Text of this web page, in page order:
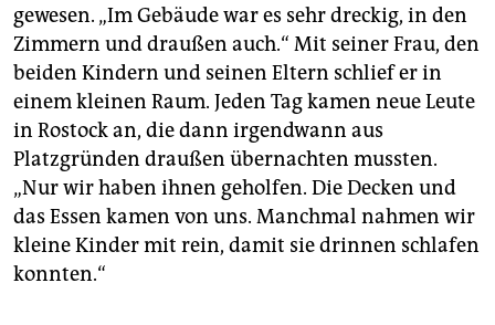
gewesen. „Im Gebäude war es sehr dreckig, in den
Zimmern und draußen auch.“ Mit seiner Frau, den
beiden Kindern und seinen Eltern schlief er in
einem kleinen Raum. Jeden Tag kamen neue Leute
in Rostock an, die dann irgendwann aus
Platzgründen draußen übernachten mussten.
„Nur wir haben ihnen geholfen. Die Decken und
das Essen kamen von uns. Manchmal nahmen wir
kleine Kinder mit rein, damit sie drinnen schlafen
konnten.“